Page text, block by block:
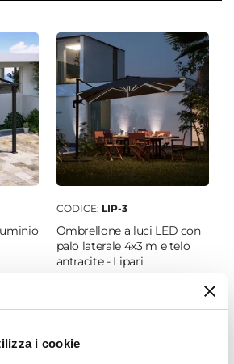
i cookie
CODICE: LIP-3
Ombrellone a luci LED con
palo laterale 4x3 m e telo
antracite - Lipari